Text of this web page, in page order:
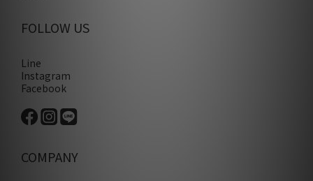
FOLLOW US
Line
Instagram
Facebook
COMPANY